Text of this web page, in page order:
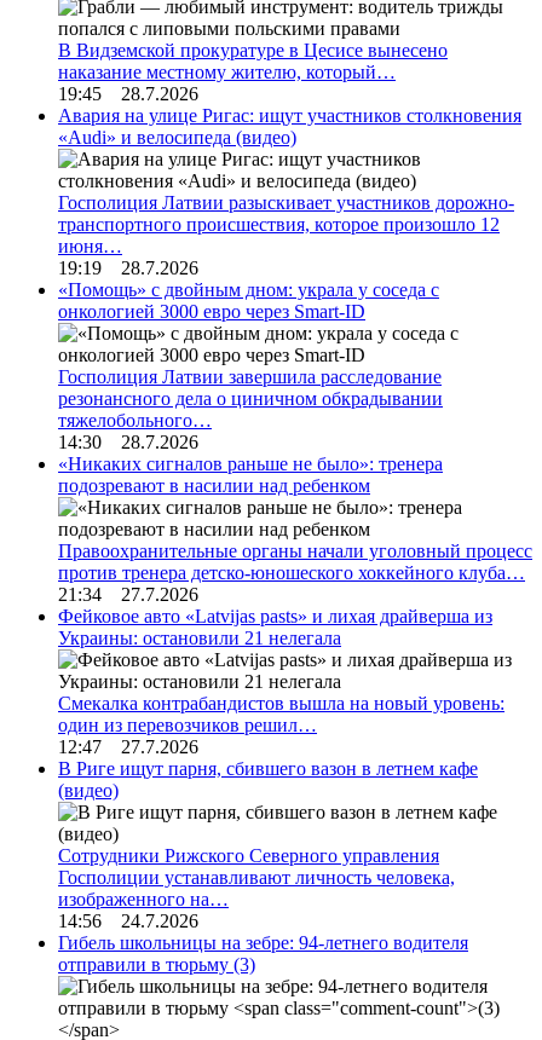
В Видземской прокуратуре в Цесисе вынесено
наказание местному жителю, который…
19:45 28.7.2026
Авария на улице Ригас: ищут участников столкновения
«Audi» и велосипеда (видео)
Госполиция Латвии разыскивает участников дорожно-
транспортного происшествия, которое произошло 12
июня…
19:19 28.7.2026
«Помощь» с двойным дном: украла у соседа с
онкологией 3000 евро через Smart-ID
Госполиция Латвии завершила расследование
резонансного дела о циничном обкрадывании
тяжелобольного…
14:30 28.7.2026
«Никаких сигналов раньше не было»: тренера
подозревают в насилии над ребенком
Правоохранительные органы начали уголовный процесс
против тренера детско-юношеского хоккейного клуба…
21:34 27.7.2026
Фейковое авто «Latvijas pasts» и лихая драйверша из
Украины: остановили 21 нелегала
Смекалка контрабандистов вышла на новый уровень:
один из перевозчиков решил…
12:47 27.7.2026
В Риге ищут парня, сбившего вазон в летнем кафе
(видео)
Сотрудники Рижского Северного управления
Госполиции устанавливают личность человека,
изображенного на…
14:56 24.7.2026
Гибель школьницы на зебре: 94-летнего водителя
отправили в тюрьму (3)